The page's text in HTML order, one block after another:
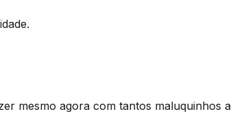
mesmo agora com tantos maluquinhos a